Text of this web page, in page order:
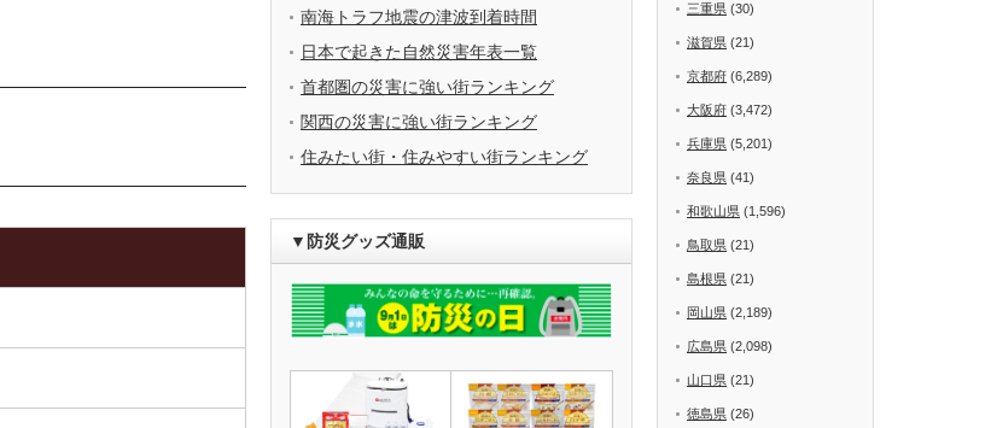
南海トラフ地震の津波到着時間
日本で起きた自然災害年表一覧
首都圏の災害に強い街ランキング
関西の災害に強い街ランキング
住みたい街・住みやすい街ランキング
▼防災グッズ通販
三重県 (30)
滋賀県 (21)
京都府 (6,289)
大阪府 (3,472)
兵庫県 (5,201)
奈良県 (41)
和歌山県 (1,596)
鳥取県 (21)
島根県 (21)
岡山県 (2,189)
広島県 (2,098)
山口県 (21)
徳島県 (26)